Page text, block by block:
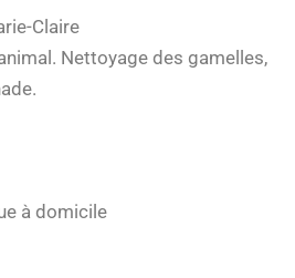
Claire
Nettoyage des gamelles,
à domicile